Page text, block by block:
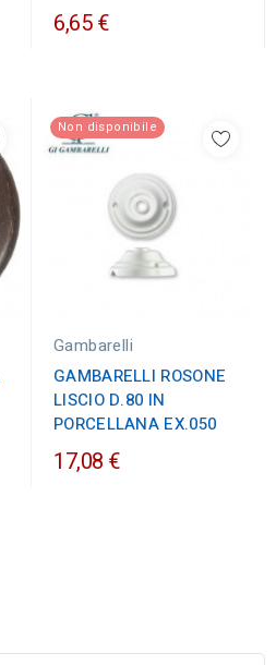
6,65 €
Non disponibile
Gambarelli
GAMBARELLI ROSONE
LISCIO D.80 IN
PORCELLANA EX.050
17,08 €